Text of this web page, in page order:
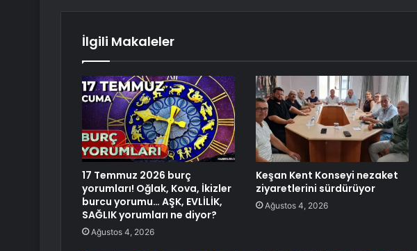
İlgili Makaleler
17 Temmuz 2026 burç
yorumları! Oğlak, Kova, İkizler
burcu yorumu… AŞK, EVLİLİK,
SAĞLIK yorumları ne diyor?
Ağustos 4, 2026
Keşan Kent Konseyi nezaket
ziyaretlerini sürdürüyor
Ağustos 4, 2026